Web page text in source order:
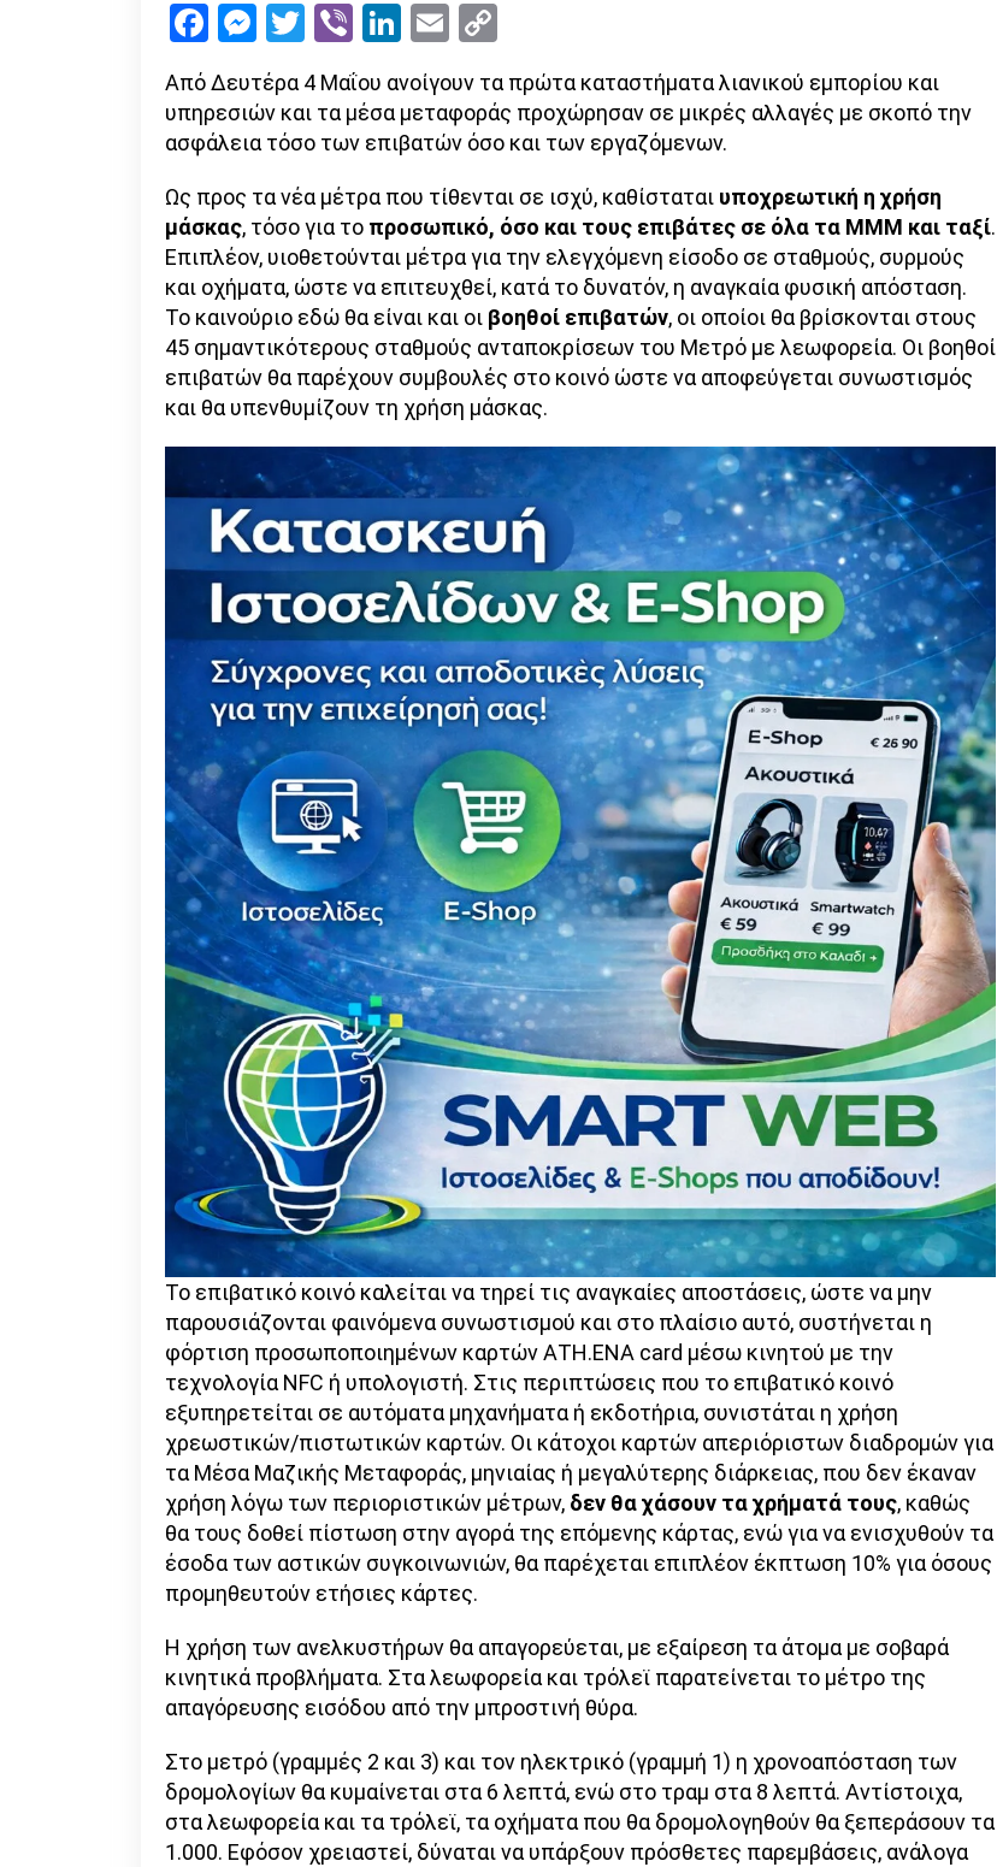
Facebook
Messenger
Twitter
ViberLinkedIn
Email
Link
Από Δευτέρα 4 Μαΐου ανοίγουν τα πρώτα καταστήματα λιανικού εμπορίου και
υπηρεσιών και τα μέσα μεταφοράς προχώρησαν σε μικρές αλλαγές με σκοπό την
ασφάλεια τόσο των επιβατών όσο και των εργαζόμενων.
Ως προς τα νέα μέτρα που τίθενται σε ισχύ, καθίσταται υποχρεωτική η χρήση
μάσκας, τόσο για το προσωπικό, όσο και τους επιβάτες σε όλα τα ΜΜΜ και ταξί.
Επιπλέον, υιοθετούνται μέτρα για την ελεγχόμενη είσοδο σε σταθμούς, συρμούς
και οχήματα, ώστε να επιτευχθεί, κατά το δυνατόν, η αναγκαία φυσική απόσταση.
Το καινούριο εδώ θα είναι και οι βοηθοί επιβατών, οι οποίοι θα βρίσκονται στους
45 σημαντικότερους σταθμούς ανταποκρίσεων του Μετρό με λεωφορεία. Οι βοηθοί
επιβατών θα παρέχουν συμβουλές στο κοινό ώστε να αποφεύγεται συνωστισμός
και θα υπενθυμίζουν τη χρήση μάσκας.
Το επιβατικό κοινό καλείται να τηρεί τις αναγκαίες αποστάσεις, ώστε να μην
παρουσιάζονται φαινόμενα συνωστισμού και στο πλαίσιο αυτό, συστήνεται η
φόρτιση προσωποποιημένων καρτών ΑΤΗ.ΕΝΑ card μέσω κινητού με την
τεχνολογία NFC ή υπολογιστή. Στις περιπτώσεις που το επιβατικό κοινό
εξυπηρετείται σε αυτόματα μηχανήματα ή εκδοτήρια, συνιστάται η χρήση
χρεωστικών/πιστωτικών καρτών. Οι κάτοχοι καρτών απεριόριστων διαδρομών για
τα Μέσα Μαζικής Μεταφοράς, μηνιαίας ή μεγαλύτερης διάρκειας, που δεν έκαναν
χρήση λόγω των περιοριστικών μέτρων, δεν θα χάσουν τα χρήματά τους, καθώς
θα τους δοθεί πίστωση στην αγορά της επόμενης κάρτας, ενώ για να ενισχυθούν τα
έσοδα των αστικών συγκοινωνιών, θα παρέχεται επιπλέον έκπτωση 10% για όσους
προμηθευτούν ετήσιες κάρτες.
Η χρήση των ανελκυστήρων θα απαγορεύεται, με εξαίρεση τα άτομα με σοβαρά
κινητικά προβλήματα. Στα λεωφορεία και τρόλεϊ παρατείνεται το μέτρο της
απαγόρευσης εισόδου από την μπροστινή θύρα.
Στο μετρό (γραμμές 2 και 3) και τον ηλεκτρικό (γραμμή 1) η χρονοαπόσταση των
δρομολογίων θα κυμαίνεται στα 6 λεπτά, ενώ στο τραμ στα 8 λεπτά. Αντίστοιχα,
στα λεωφορεία και τα τρόλεϊ, τα οχήματα που θα δρομολογηθούν θα ξεπεράσουν τα
1.000. Εφόσον χρειαστεί, δύναται να υπάρξουν πρόσθετες παρεμβάσεις, ανάλογα